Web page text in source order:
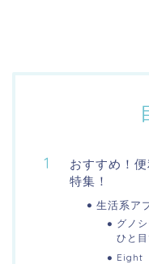
おすすめ！
特集！
生活系ア
グノ
ひと
Eight